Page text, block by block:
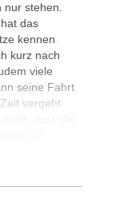
nur stehen.
das
kennen
kurz nach
viele
seine Fahrt
vergeht